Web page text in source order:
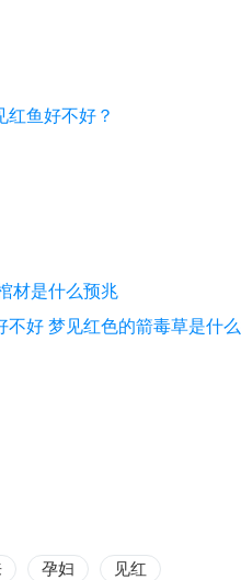
红鱼好不好？
材是什么预兆
好 梦见红色的箭毒草是什
孕妇 见红